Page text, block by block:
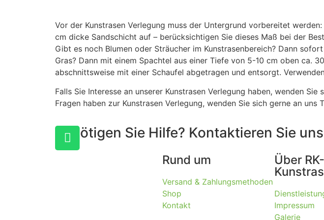
Vor der Kunstrasen Verlegung muss der Untergrund vorbereitet
cm dicke Sandschicht auf – berücksichtigen Sie dieses Maß bei der
Gibt es noch Blumen oder Sträucher im Kunstrasenbereich? Dann
Gras? Dann mit einem Spachtel aus einer Tiefe von 5-10 cm oben ca.
abschnittsweise mit einer Schaufel abgetragen und entsorgt.
Falls Sie Interesse an unserer Kunstrasen Verlegung haben, wenden Sie
Fragen haben zur Kunstrasen Verlegung, wenden Sie sich gerne an uns
Benötigen Sie Hilfe? Kontaktieren Sie
Rund um
Versand & Zahlungsmethoden
Shop
Kontakt
Über RK-
Impressum
Galerie